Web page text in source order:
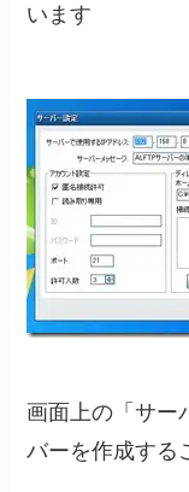
います
画面上の「サー
バーを作成する